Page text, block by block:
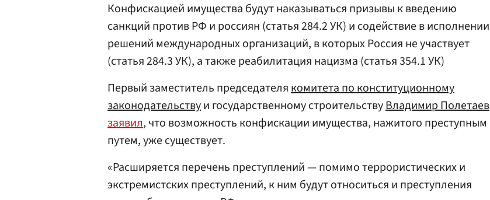
Конфискацией имущества будут наказываться призывы к введению
санкций против РФ и россиян (статья 284.2 УК) и содействие в исполнении
решений международных организаций, в которых Россия не участвует
(статья 284.3 УК), а также реабилитация нацизма (статья 354.1 УК)
Первый заместитель председателякомитета по конституционному
законодательствуи государственному строительствуВладимир Полетаев
заявил, что возможность конфискации имущества, нажитого преступным
путем, уже существует.
«Расширяется перечень преступлений — помимо террористических и
экстремистских преступлений, к ним будут относиться и преступления